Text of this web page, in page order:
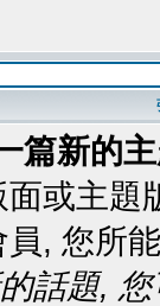
篇新的
或主
, 您所
話題,